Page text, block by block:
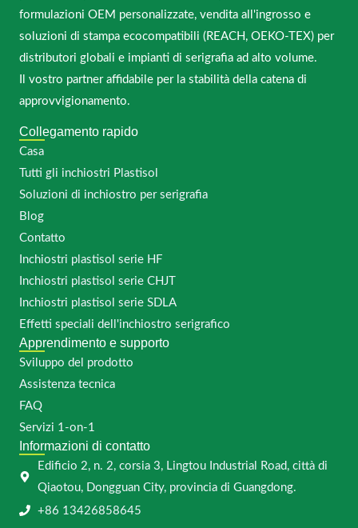
formulazioni OEM personalizzate, vendita all'ingrosso e
soluzioni di stampa ecocompatibili (REACH, OEKO-TEX) per
distributori globali e impianti di serigrafia ad alto volume.
Il vostro partner affidabile per la stabilità della catena di
approvvigionamento.
Collegamento rapido
Casa
Tutti gli inchiostri Plastisol
Soluzioni di inchiostro per serigrafia
Blog
Contatto
Inchiostri plastisol serie HF
Inchiostri plastisol serie CHJT
Inchiostri plastisol serie SDLA
Effetti speciali dell'inchiostro serigrafico
Apprendimento e supporto
Sviluppo del prodotto
Assistenza tecnica
FAQ
Servizi 1-on-1
Informazioni di contatto
Edificio 2, n. 2, corsia 3, Lingtou Industrial Road, città di
Qiaotou, Dongguan City, provincia di Guangdong.
+86 13426858645